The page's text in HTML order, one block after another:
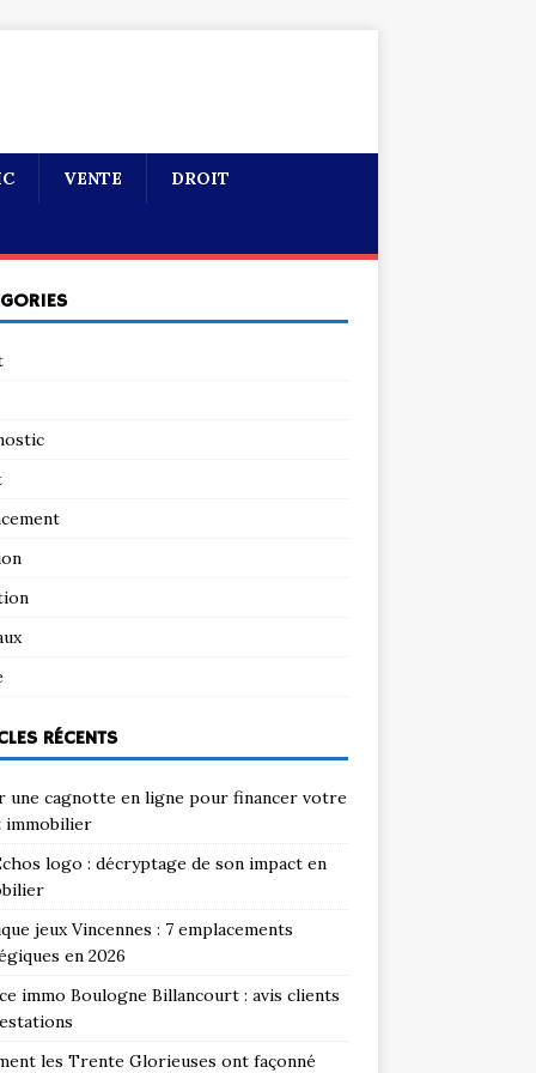
VENTE DROIT
RÉCENTS
une cagnotte en ligne pour financer votre
immobilier
logo : décryptage de son impact en
jeux Vincennes : 7 emplacements
en 2026
immo Boulogne Billancourt : avis clients
les Trente Glorieuses ont façonné